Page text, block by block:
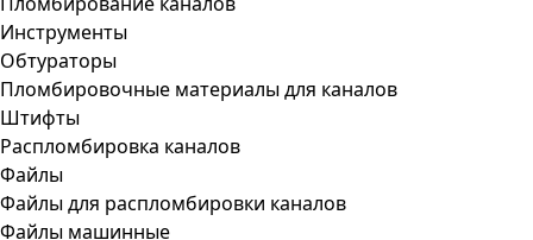
Инструменты
Обтураторы
Пломбировочные материалы для каналов
Штифты
Распломбировка каналов
Файлы
Файлы для распломбировки каналов
Файлы машинные